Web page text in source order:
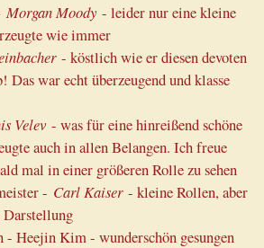
Morgan Moody - leider nur eine kleine
wie immer
- köstlich wie er diesen devoten
Das war echt überzeugend und klasse
Velev - was für eine hinreißend schöne
auch in allen Belangen. Ich freue
mal in einer größeren Rolle zu sehen
- Carl Kaiser- kleine Rollen, aber
Darstellung
- Heejin Kim - wunderschön gesungen